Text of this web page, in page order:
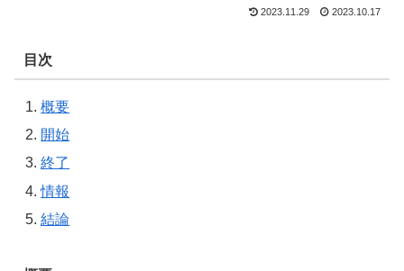
2023.11.29 2023.10.17
目次
概要
開始
終了
情報
結論